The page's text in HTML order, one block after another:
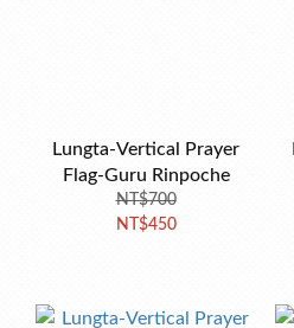
Lungta-Vertical Prayer
Flag-Guru Rinpoche
NT$700
NT$450